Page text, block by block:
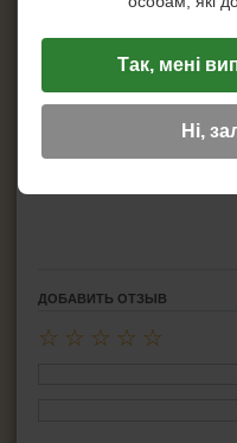
Производитель:Smoking
Страна изготовитель:
Испания
Вместительность стика:12
Длина :108 мм
Плотность:
медленное тление
ДОБАВИТЬ ОТЗЫВ
☆
☆
☆
☆
☆
Так, мені
Ні,